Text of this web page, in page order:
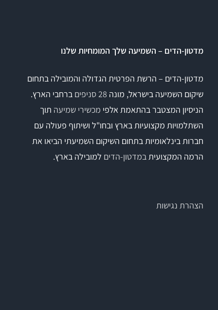
מדטון-הדים – השמיעה שלך המומחיות שלנו
מדטון-הדים – הרשת הפרטית הגדולה והמובילה בתחום
שיקום השמיעה בישראל, מונה 28 סניפים
ברחבי הארץ.
הניסיון המצטבר בהתאמת אלפי מכשירי שמיעה תוך
השתלמויות מקצועיות בארץ ובחו"ל ושיתוף פעולה עם
חברות בינלאומיות בתחום השיקום השמיעתי הביאו את
הרמה המקצועית במדטון-הדים למובילה בארץ.
הצהרת נגישות